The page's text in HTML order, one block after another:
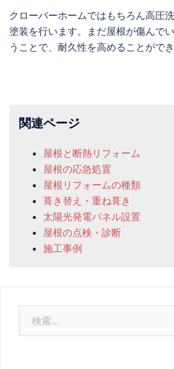
クローバーホームではもちろん高圧
塗装を行います。まだ屋根が傷んで
うことで、耐久性を高めることができ
関連ページ
屋根と断熱リフォーム
屋根の応急処置
屋根リフォームの種類
葺き替え・重ね葺き
太陽光発電パネル設置
屋根の点検・診断
施工事例